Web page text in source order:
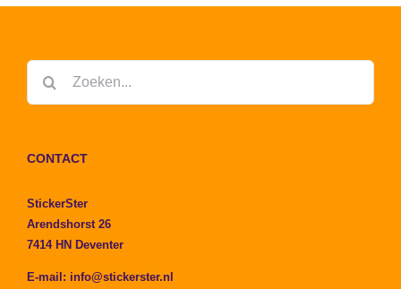
naar:
CONTACT
StickerSter
Arendshorst 26
7414 HN Deventer
E-mail: info@stickerster.nl